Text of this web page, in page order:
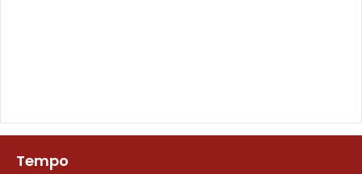
Tempo